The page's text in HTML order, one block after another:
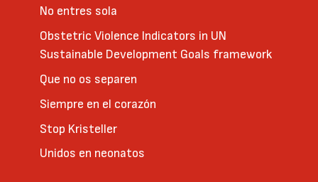
No entres sola
Obstetric Violence Indicators in UN
Sustainable Development Goals framework
Que no os separen
Siempre en el corazón
Stop Kristeller
Unidos en neonatos